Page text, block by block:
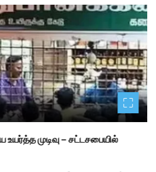
முடிவு – சட்டசபையில்